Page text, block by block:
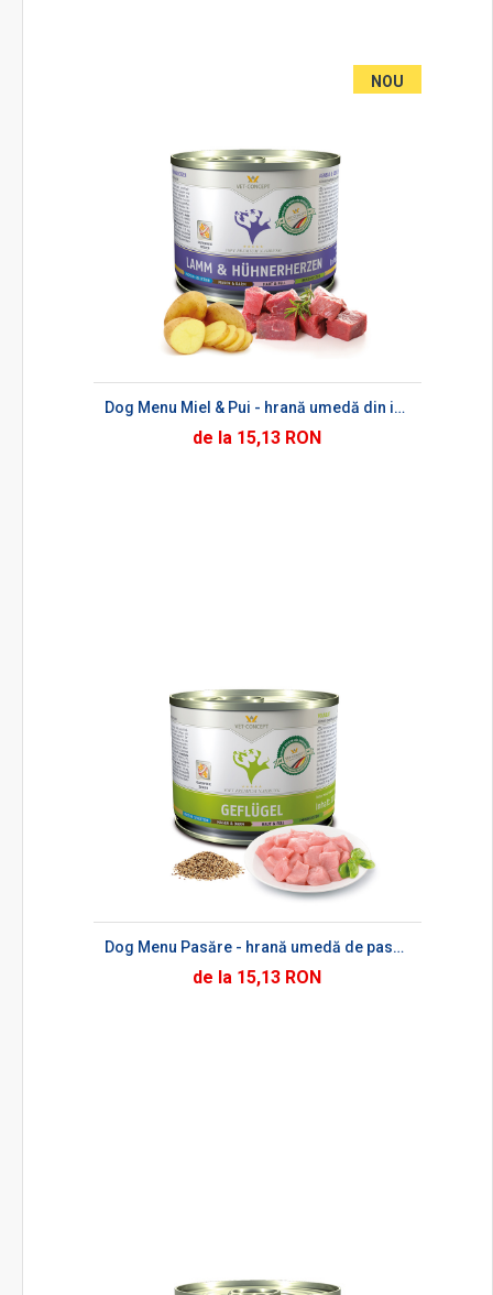
NOU
Dog Menu Miel & Pui - hrană umedă din inimă de miel și carne de pui pentru câini
de la 15,13 RON
Dog Menu Pasăre - hrană umedă de pasăre pentru câini
de la 15,13 RON